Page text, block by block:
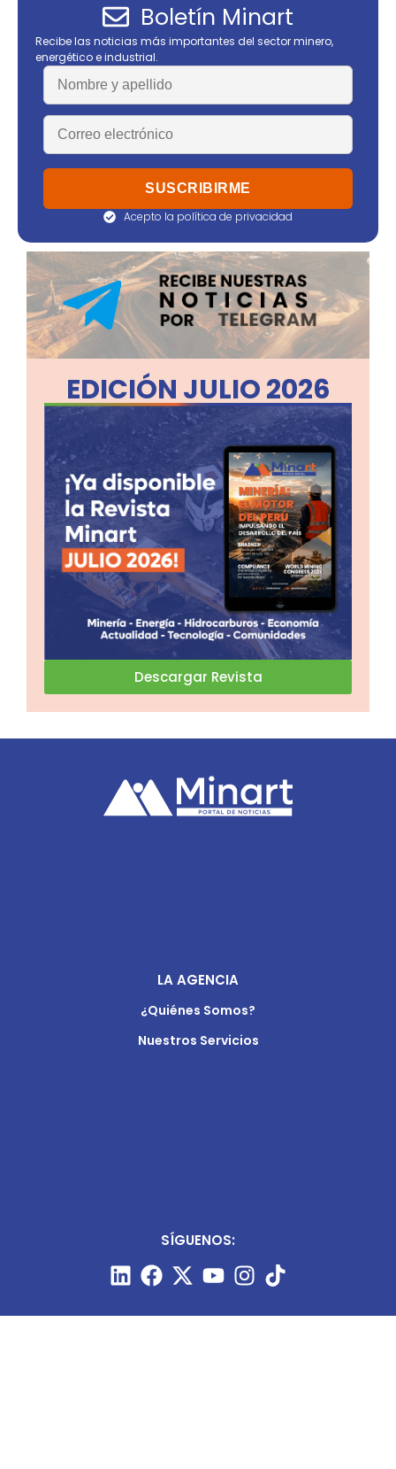
Boletín Minart
Recibe las noticias más importantes del sector minero,
energético e industrial.
Acepto la política de privacidad
EDICIÓN JULIO 2026
Descargar Revista
LA AGENCIA
¿Quiénes Somos?
Nuestros Servicios
SÍGUENOS: